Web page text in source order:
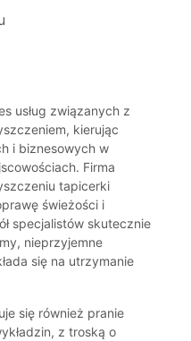
usług związanych z
kierując
i biznesowych w
Firma
tapicerki
świeżości i
specjalistów skutecznie
nieprzyjemne
się na utrzymanie
się również pranie
z troską o